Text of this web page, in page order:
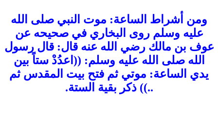
ومن أشراط الساعة: موت النبي صلى الله
عليه وسلم روى البخاري في صحيحه عن
عوف بن مالك رضي الله عنه قال: قال رسول
الله صلى الله عليه وسلم: ((اعدُدْ ستاً بين
يدي الساعة: موتي ثم فتح بيت المقدس ثم
..)) ذكر بقية الستة.